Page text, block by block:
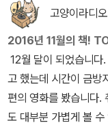
고양이라디오
2016년 11월의 책!
12월 달이 되었습니다
고 했는데 시간이 금방
편의 영화를 봤습니다.
도 대부분 가볍게 볼